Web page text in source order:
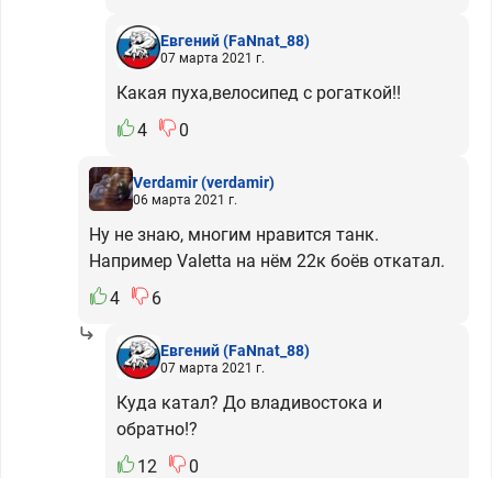
Евгений(FaNnat_88)
07 марта 2021 г.
Какая пуха,велосипед с рогаткой!!
4
0
Verdamir(verdamir)
06 марта 2021 г.
Ну не знаю, многим нравится танк.
Например Valetta на нём 22к боёв откатал.
4
6
Евгений(FaNnat_88)
07 марта 2021 г.
Куда катал? До владивостока и
обратно!?
12
0